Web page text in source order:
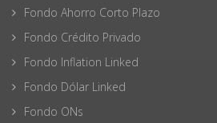
Fondo Ahorro Corto Plazo
Fondo Crédito Privado
Fondo Inflation Linked
Fondo Dólar Linked
Fondo ONs